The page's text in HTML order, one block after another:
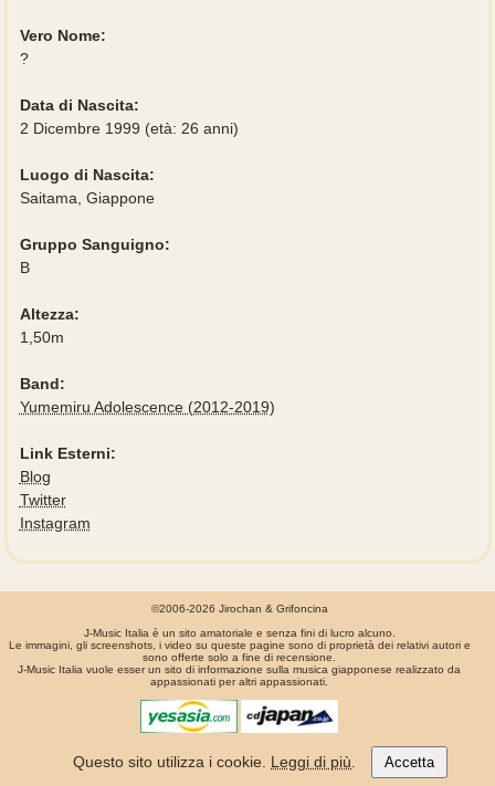
Questo sito utilizza i cookie. Leggi di più Accetta
Vero Nome:
?
Data di Nascita:
2 Dicembre 1999 (età: 26 anni)
Luogo di Nascita:
Saitama, Giappone
Gruppo Sanguigno:
B
Altezza:
1,50m
Band:
Yumemiru Adolescence (2012-2019)
Link Esterni:
Blog
Twitter
Instagram
©2006-2026 Jirochan & Grifoncina
J-Music Italia è un sito amatoriale e senza fini di lucro alcuno.
Le immagini, gli screenshots, i video su queste pagine sono di proprietà dei relativi autori e
sono offerte solo a fine di recensione.
J-Music Italia vuole esser un sito di informazione sulla musica giapponese realizzato da
appassionati per altri appassionati.